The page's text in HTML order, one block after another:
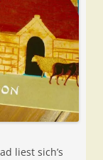
liest sich’s